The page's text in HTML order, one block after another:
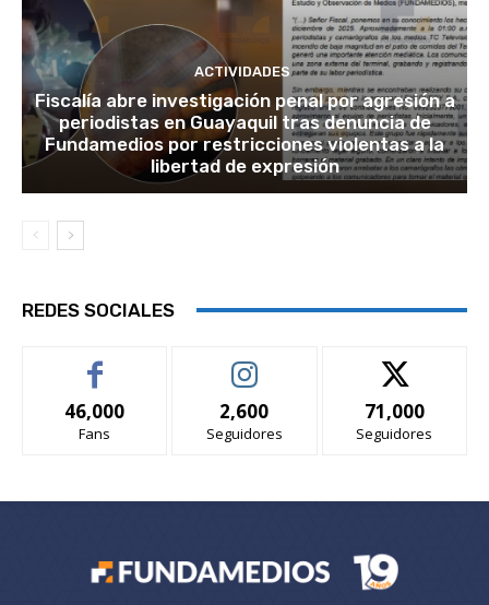
ACTIVIDADES
Fiscalía abre investigación penal por agresión a
periodistas en Guayaquil tras denuncia de
Fundamedios por restricciones violentas a la
libertad de expresión
REDES SOCIALES
46,000
Fans
2,600
Seguidores
71,000
Seguidores